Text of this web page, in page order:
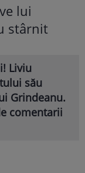
Liviu
său
Grindeanu.
comentarii